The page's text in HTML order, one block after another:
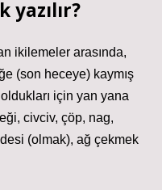
ikilemeler arasında,
(son heceye) kaymış
için yan yana
civciv, çöp, nag,
(olmak), ağ çekmek